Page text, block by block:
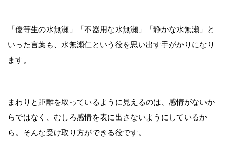
「優等生の水無瀬」「不器用な水無瀬」「静かな水無瀬」と
いった言葉も、水無瀬仁という役を思い出す手がかりになり
ます。
まわりと距離を取っているように見えるのは、感情がないか
らではなく、むしろ感情を表に出さないようにしているか
ら。そんな受け取り方ができる役です。